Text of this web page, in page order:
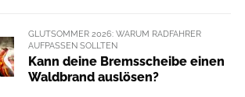
GLUTSOMMER 2026: WARUM RADFAHRER
AUFPASSEN SOLLTEN
Kann deine Bremsscheibe einen
Waldbrand auslösen?